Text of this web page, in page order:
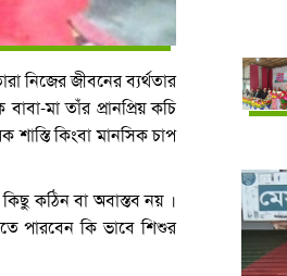
নিজের জীবনের ব্যর্থতার
মা তাঁর প্রানপ্রিয় কচি
কিংবা মানসিক চাপ
কঠিন বা অবাস্তব নয় ।
পারবেন কি ভাবে শিশুর